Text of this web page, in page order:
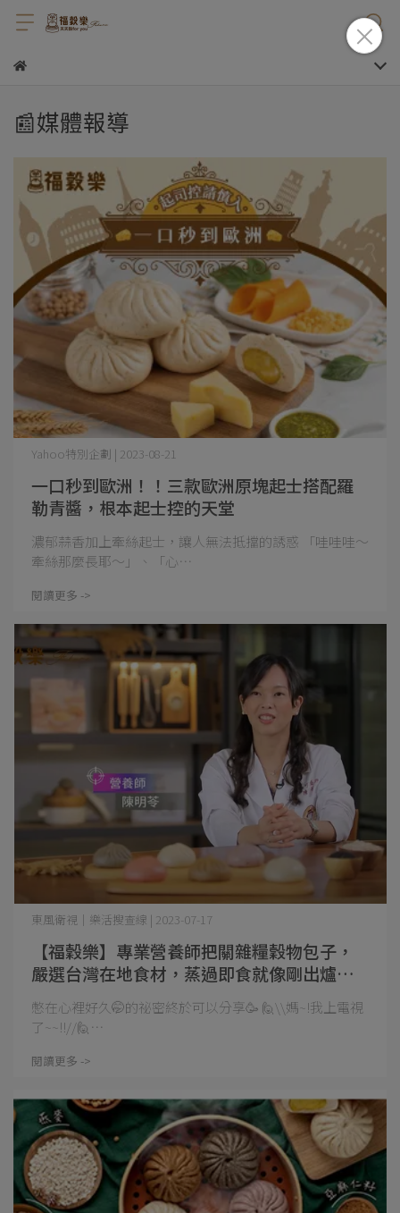
📰媒體報導
一口秒到歐洲！！三款歐洲原塊起士搭配羅
勒青醬，根本起士控的天堂
Yahoo特別企劃 | 2023-08-21
濃郁蒜香加上牽絲起士，讓人無法抵擋的誘惑 「哇哇哇～
牽絲那麼長耶～」、「心⋯
閱讀更多 ->
【福穀樂】專業營養師把關雜糧穀物包子，
嚴選台灣在地食材，蒸過即食就像剛出爐！
還在等什麼？！快來嚐鮮吧！
東風衛視｜樂活搜查線 | 2023-07-17
憋在心裡好久🤭的祕密終於可以分享🥳 🙋\\媽~!我上電視
了~~!!//🙋⋯
閱讀更多 ->